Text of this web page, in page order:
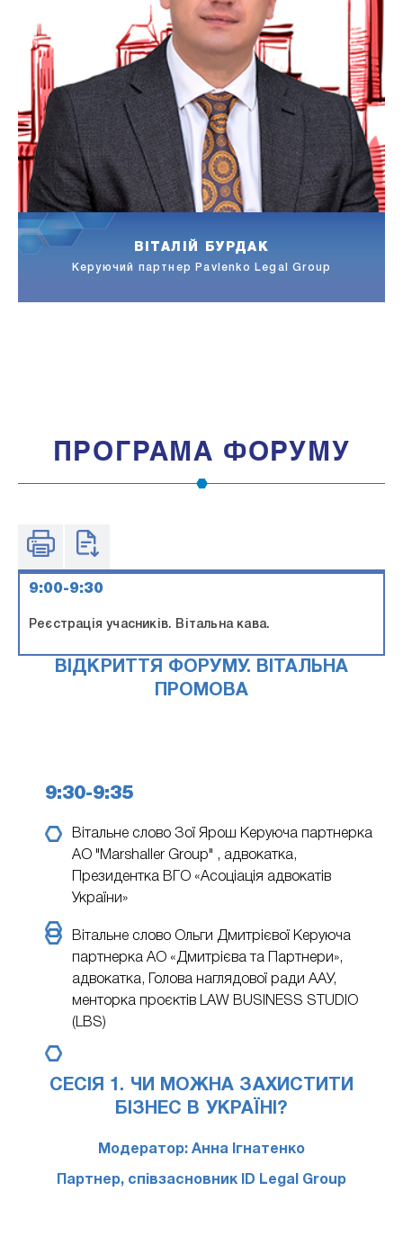
ВІТАЛІЙ БУРДАК
Керуючий партнер Pavlenko Legal Group
ПРОГРАМА ФОРУМУ
9:00-9:30
Реєстрація учасників. Вітальна кава.
ВІДКРИТТЯ ФОРУМУ. ВІТАЛЬНА
ПРОМОВА
9:30-9:35
Вітальне слово Зої Ярош Керуюча партнерка
АО "Marshaller Group" , адвокатка,
Президентка ВГО «Асоціація адвокатів
України»
Вітальне слово Ольги Дмитрієвої
Керуюча
партнерка АО «Дмитрієва та Партнери»,
адвокатка, Голова наглядової ради ААУ,
менторка проєктів LAW BUSINESS STUDIO
(LBS)
СЕСІЯ 1. ЧИ МОЖНА ЗАХИСТИТИ
БІЗНЕС В УКРАЇНІ?
Модератор: Анна Ігнатенко
Партнер, співзасновник ID Legal Group